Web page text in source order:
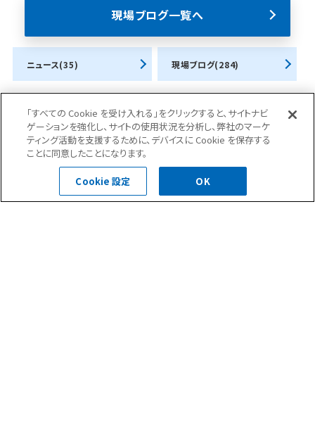
現場ブログ一覧へ
ニュース(35) 現場ブログ(284)
お問合せ・ご相談はこちら
「すべての Cookie を受け入れる」をクリックすると、サイトナビ
ゲーションを強化し、サイトの使用状況を分析し、弊社のマーケ
ティング活動を支援するために、デバイスに Cookie を保存する
ことに同意したことになります。
Cookie 設定 OK